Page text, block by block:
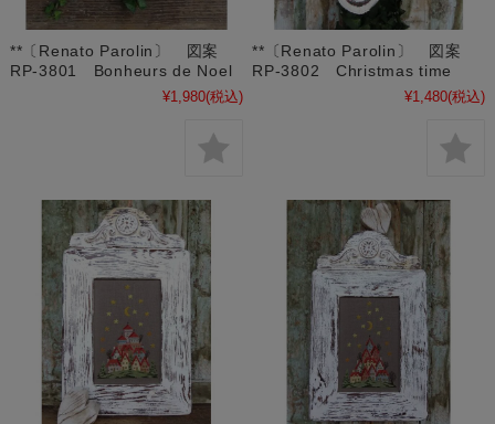
**〔Renato Parolin〕 図案
RP-3801 Bonheurs de Noel
¥1,980(税込)
**〔Renato Parolin〕 図案
RP-3802 Christmas time
¥1,480(税込)